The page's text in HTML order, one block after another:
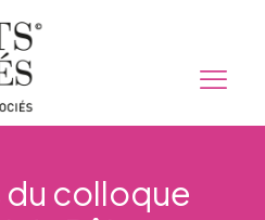
du colloque